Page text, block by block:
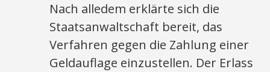
Nach alledem erklärte sich die
Staatsanwaltschaft bereit, das
Verfahren gegen die Zahlung einer
Geldauflage einzustellen. Der Erlass